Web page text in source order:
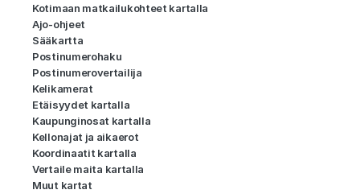
Kotimaan matkailukohteet kartalla
Ajo-ohjeet
Sääkartta
Postinumerohaku
Postinumerovertailija
Kelikamerat
Etäisyydet kartalla
Kaupunginosat kartalla
Kellonajat ja aikaerot
Koordinaatit kartalla
Vertaile maita kartalla
Muut kartat